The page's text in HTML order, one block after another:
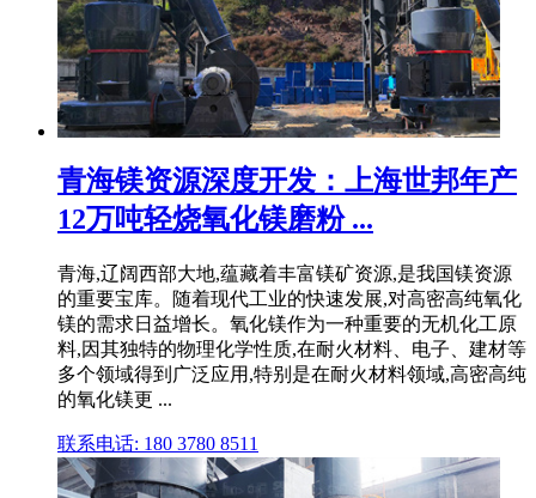
青海镁资源深度开发：上海世邦年产
12万吨轻烧氧化镁磨粉 ...
青海,辽阔西部大地,蕴藏着丰富镁矿资源,是我国镁资源
的重要宝库。随着现代工业的快速发展,对高密高纯氧化
镁的需求日益增长。氧化镁作为一种重要的无机化工原
料,因其独特的物理化学性质,在耐火材料、电子、建材等
多个领域得到广泛应用,特别是在耐火材料领域,高密高纯
的氧化镁更 ...
联系电话: 180 3780 8511